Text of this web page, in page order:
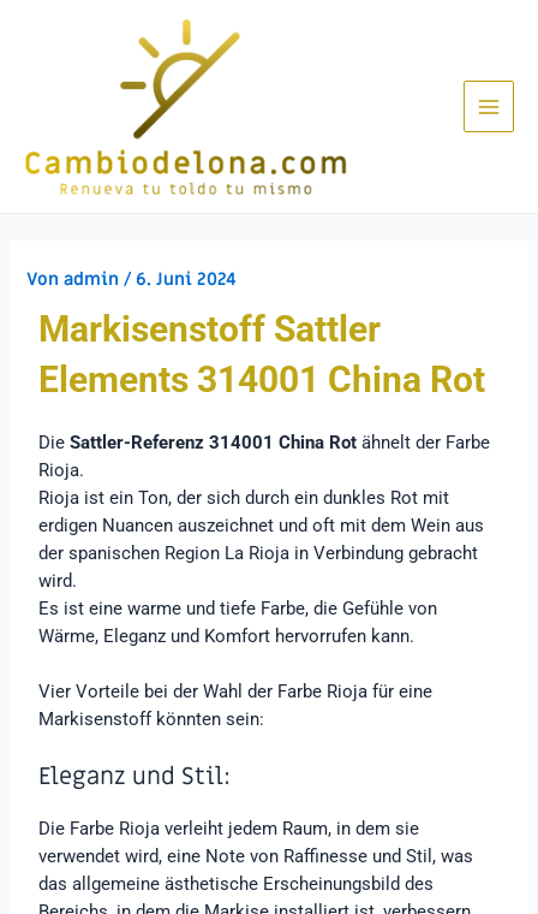
Vonadmin/ 6. Juni 2024
Markisenstoff Sattler
Elements 314001 China Rot
DieSattler-Referenz 314001 China Rot ähnelt der Farbe
Rioja.
Rioja ist ein Ton, der sich durch ein dunkles Rot mit
erdigen Nuancen auszeichnet und oft mit dem Wein aus
der spanischen Region La Rioja in Verbindung gebracht
wird.
Es ist eine warme und tiefe Farbe, die Gefühle von
Wärme, Eleganz und Komfort hervorrufen kann.
Vier Vorteile bei der Wahl der Farbe Rioja für eine
Markisenstoff könnten sein:
Eleganz und Stil:
Die Farbe Rioja verleiht jedem Raum, in dem sie
verwendet wird, eine Note von Raffinesse und Stil, was
das allgemeine ästhetische Erscheinungsbild des